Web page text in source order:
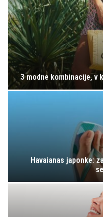
3 modne kombinacije, v
Havaianas japonke: